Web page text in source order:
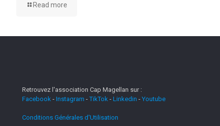
Read more
Retrouvez l'association Cap Magellan sur :
Facebook - Instagram -TikTok - Linkedin - Youtube
Conditions Générales d'Utilisation